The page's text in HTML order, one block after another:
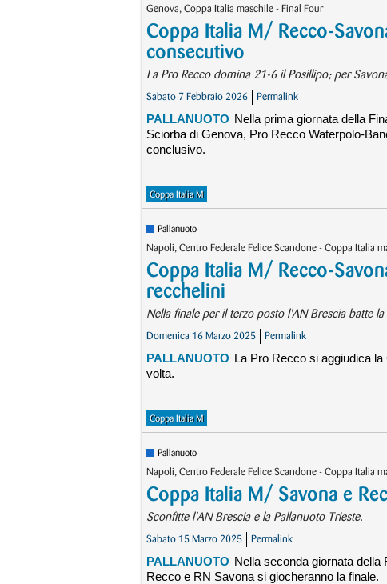
Genova, Coppa Italia maschile - Final Four
Coppa Italia M/ Recco-
consecutivo
La Pro Recco domina 21-6 il Posillipo; per
Sabato 7 Febbraio 2026 Permalink
PALLANUOTO Nella prima giornata della
Sciorba di Genova, Pro Recco Waterpolo-
conclusivo.
Coppa Italia M
Pallanuoto
Napoli, Centro Federale Felice Scandone - Coppa Italia
Coppa Italia M/ Recco-
recchelini
Nella finale per il terzo posto l'AN Brescia batte
Domenica 16 Marzo 2025 Permalink
PALLANUOTO La Pro Recco si aggiudica
volta.
Coppa Italia M
Pallanuoto
Napoli, Centro Federale Felice Scandone - Coppa Italia
Coppa Italia M/ Savona e
Sconfitte l'AN Brescia e la Pallanuoto Trieste.
Sabato 15 Marzo 2025 Permalink
PALLANUOTO Nella seconda giornata
Recco e RN Savona si giocheranno la finale.